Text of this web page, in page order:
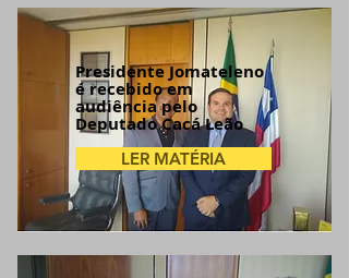
Presidente Jomateleno
é recebido em
audiência pelo
Deputado Cacá Leão
LER MATÉRIA